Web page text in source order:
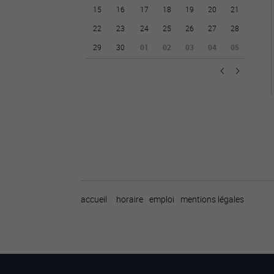
15
16 17 18 19 20
21
22
23 24 25 26 27
28
29
30 01 02 03 04 05
accueil horaire emploi mentions légales